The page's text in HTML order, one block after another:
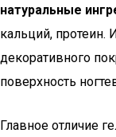
натуральные
кальций, протеин.
декоративного
поверхность
Главное отличие